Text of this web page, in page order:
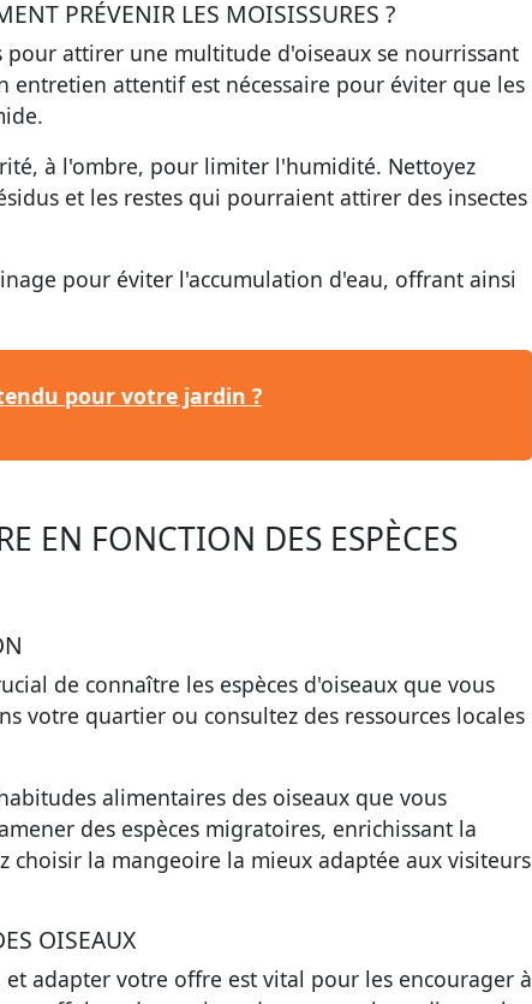
PRÉVENIR LES MOISISSURES ?
attirer une multitude d'oiseaux se nourrissant
entretien attentif est nécessaire pour éviter que les
à l'ombre, pour limiter l'humidité. Nettoyez
et les restes qui pourraient attirer des insectes
pour éviter l'accumulation d'eau, offrant ainsi
pour votre jardin ?
EN FONCTION DES ESPÈCES
de connaître les espèces d'oiseaux que vous
votre quartier ou consultez des ressources locales
alimentaires des oiseaux que vous
des espèces migratoires, enrichissant la
la mangeoire la mieux adaptée aux visiteurs
OISEAUX
et adapter votre offre est vital pour les encourager à